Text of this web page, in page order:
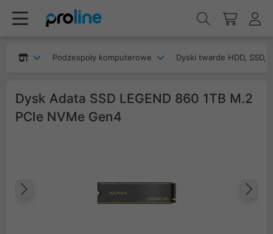
Podzespoły komputerowe Dyski twarde HDD, SSD,
Dysk Adata SSD LEGEND 860 1TB M.2
PCIe NVMe Gen4
Poprzedni